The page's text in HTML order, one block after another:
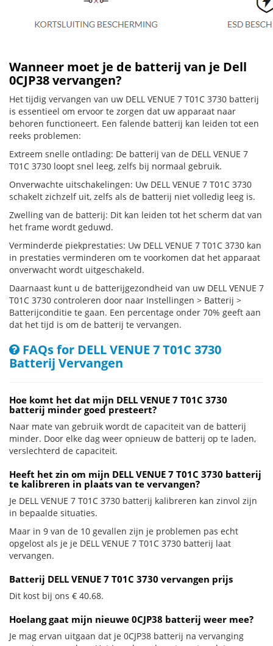
Wanneer moet je de batterij van je Dell
0CJP38 vervangen?
Het tijdig vervangen van uw DELL VENUE 7 T01C 3730 batterij
is essentieel om ervoor te zorgen dat uw apparaat naar
behoren functioneert. Een falende batterij kan leiden tot een
reeks problemen:
Extreem snelle ontlading: De batterij van de DELL VENUE 7
T01C 3730 loopt snel leeg, zelfs bij normaal gebruik.
Onverwachte uitschakelingen: Uw DELL VENUE 7 T01C 3730
schakelt zichzelf uit, zelfs als de batterij niet volledig leeg is.
Zwelling van de batterij: Dit kan leiden tot het scherm dat van
het frame wordt geduwd.
Verminderde piekprestaties: Uw DELL VENUE 7 T01C 3730 kan
in prestaties verminderen om te voorkomen dat het apparaat
onverwacht wordt uitgeschakeld.
Daarnaast kunt u de batterijgezondheid van uw DELL VENUE 7
T01C 3730 controleren door naar Instellingen > Batterij >
Batterijconditie te gaan. Een percentage onder 70% geeft aan
dat het tijd is om de batterij te vervangen.
FAQs for DELL VENUE 7 T01C 3730
Batterij Vervangen
Hoe komt het dat mijn DELL VENUE 7 T01C 3730
batterij minder goed presteert?
Naar mate van gebruik wordt de capaciteit van de batterij
minder. Door elke dag weer opnieuw de batterij op te laden,
verslechterd de capaciteit.
Heeft het zin om mijn DELL VENUE 7 T01C 3730 batterij
te kalibreren in plaats van te vervangen?
Je DELL VENUE 7 T01C 3730 batterij kalibreren kan zinvol zijn
in bepaalde situaties.
Maar in 9 van de 10 gevallen zijn je problemen pas echt
opgelost als je je DELL VENUE 7 T01C 3730 batterij laat
vervangen.
Batterij DELL VENUE 7 T01C 3730 vervangen prijs
Dit kost bij ons € 40.68.
Hoelang gaat mijn nieuwe 0CJP38 batterij weer mee?
Je mag ervan uitgaan dat je 0CJP38 batterij na vervanging